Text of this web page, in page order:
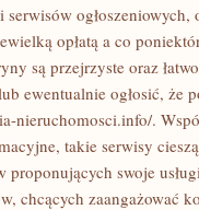
ogłoszeniowych,
opłatą a co
są przejrzyste oraz
ewentualnie ogłosić, że
nieruchomosci.info/.
takie serwisy
proponujących swoje
chcących zaangażować